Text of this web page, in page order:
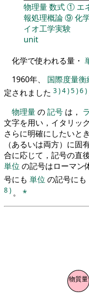
物理量数式① エ
報処理概論⑨化
イオ工学実験
unit
化学で使われる量・
1960年、 国際度量衡
定されました 3 )4)5 )6 )
物理量の記号 は，
文字を用い，イタリッ
さらに明確にしたいと
（あるいは両方）に
合に応じて，記号の直
単位 の記号はローマン
号にも 単位 の記号に
8 ) 。 *
物質量